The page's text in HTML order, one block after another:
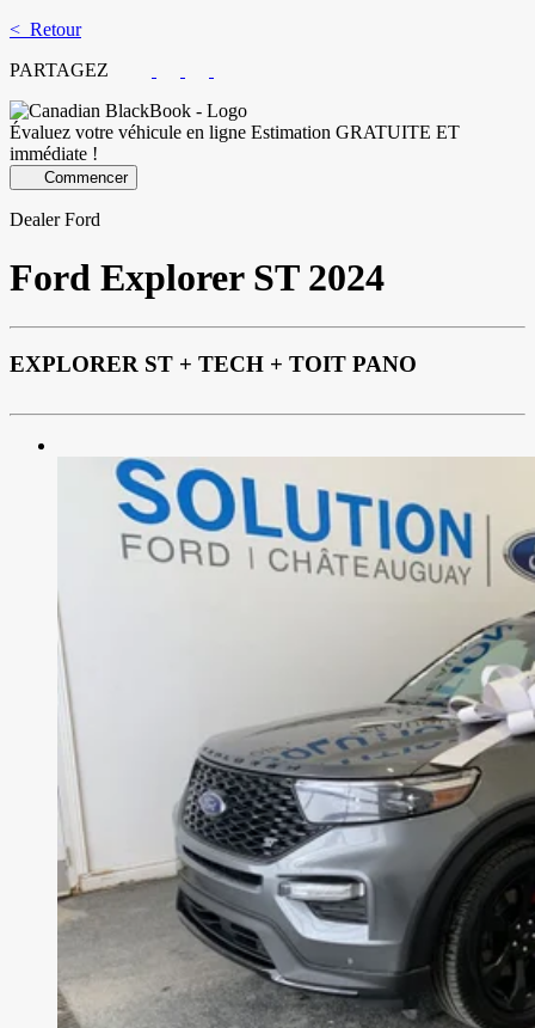
< Retour
PARTAGEZ
Évaluez votre véhicule en ligne Estimation GRATUITE ET
immédiate !
Commencer
Dealer Ford
Ford Explorer ST 2024
EXPLORER ST + TECH + TOIT PANO